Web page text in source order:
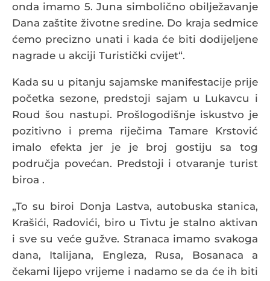
onda imamo 5. Juna simbolično obilježavanje
Dana zaštite životne sredine. Do kraja sedmice
ćemo precizno unati i kada će biti dodijeljene
nagrade u akciji Turistički cvijet“.
Kada su u pitanju sajamske manifestacije prije
početka sezone, predstoji sajam u Lukavcu i
Roud šou nastupi. Prošlogodišnje iskustvo je
pozitivno i prema riječima Tamare Krstović
imalo efekta jer je je broj gostiju sa tog
područja povećan. Predstoji i otvaranje turist
biroa .
„To su biroi Donja Lastva, autobuska stanica,
Krašići, Radovići, biro u Tivtu je stalno aktivan
i sve su veće gužve. Stranaca imamo svakoga
dana, Italijana, Engleza, Rusa, Bosanaca a
čekami lijepo vrijeme i nadamo se da će ih biti